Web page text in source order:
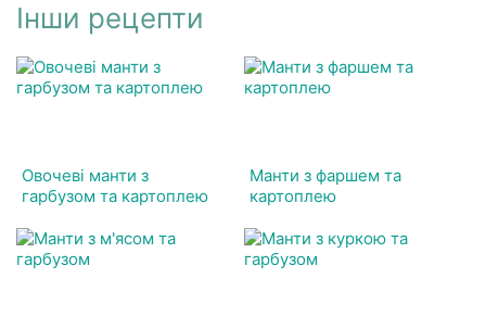
Інши рецепти
Овочеві манти з
гарбузом та картоплею
Манти з фаршем та
картоплею